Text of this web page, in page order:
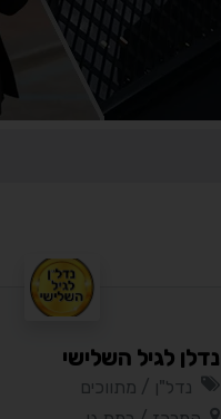
נדלן לגיל השלישי
נדל"ן / מתווכים